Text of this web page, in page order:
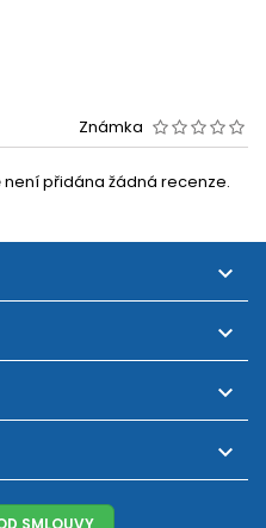
Známka
přidána žádná recenze.




SMLOUVY